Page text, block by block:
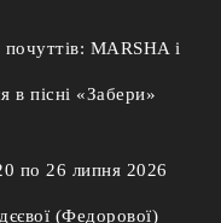
почуттів: MARSHA і
в пісні «Забери»
по 26 липня 2026
(Федорової)